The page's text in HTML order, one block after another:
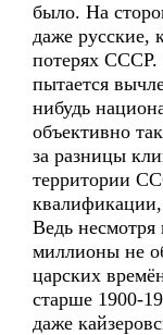
было. На
даже русские,
потерях СССР.
пытается
нибудь
объективно
за разницы
территории
Ведь несмотря
миллионы не
царских
старше 1900-
даже